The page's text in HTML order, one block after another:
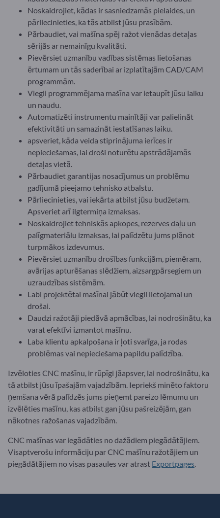
Noskaidrojiet, kādas ir sasniedzamās pielaides, un
pārliecinieties, ka tās atbilst jūsu prasībām.
Pārbaudiet, vai mašīna spēj ražot vienādas detaļas
sērijās ar nemainīgu kvalitāti.
Pievērsiet uzmanību vadības sistēmas lietošanas
ērtumam un tās saderībai ar izplatītajām CAD/CAM
programmām.
Viegli programmējama mašīna var ietaupīt jūsu laiku
un naudu.
Automatizēti instrumentu mainītāji var palielināt
efektivitāti un samazināt iestatīšanas laiku.
apsveriet, kāda veida stiprinājuma ierīces ir
nepieciešamas, lai droši noturētu apstrādājamās
detaļas vietā.
Pārbaudiet garantijas nosacījumus un problēmu
gadījumā pieejamo tehnisko atbalstu.
Pārliecinieties, vai iekārta atbilst jūsu budžetam.
Apsveriet arī ilgtermiņa izmaksas.
Noskaidrojiet tehniskās apkopes, rezerves daļu un
palīgmateriālu izmaksas, lai palīdzētu jums plānot
turpmākos izdevumus.
Pievērsiet uzmanību drošības funkcijām, piemēram,
avārijas apturēšanas slēdžiem, aizsargpārsegiem un
uzraudzības sistēmām.
Labi projektētai mašīnai jābūt viegli lietojamai un
drošai.
Daudzi ražotāji piedāvā apmācības, lai nodrošinātu, ka
varat efektīvi izmantot mašīnu.
Laba klientu apkalpošana ir ļoti svarīga, ja rodas
problēmas vai nepieciešama papildu palīdzība.
Izvēloties CNC mašīnu, ir rūpīgi jāapsver, lai nodrošinātu, ka
tā atbilst jūsu īpašajām vajadzībām. Iepriekš minēto faktoru
ņemšana vērā palīdzēs jums pieņemt pareizo lēmumu un
izvēlēties mašīnu, kas atbilst gan jūsu pašreizējām, gan
nākotnes ražošanas vajadzībām.
CNC mašīnas var iegādāties no dažādiem piegādātājiem.
Visaptverošu informāciju par CNC mašīnu ražotājiem un
piegādātājiem no visas pasaules var atrast Exportpages.